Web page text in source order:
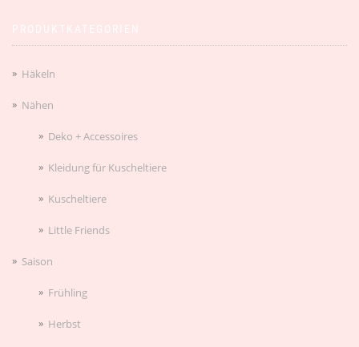
Häkeln
Nähen
Deko + Accessoires
Kleidung für Kuscheltiere
Kuscheltiere
Little Friends
Saison
Frühling
Herbst